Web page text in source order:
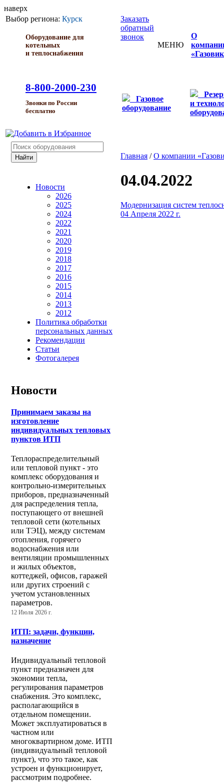
наверх
Выбор региона: Курск
Оборудование для
котельных
и теплоснабжения
8-800-2000-230
Звонки по России
бесплатно
Заказать
обратный
звонок
МЕНЮ
О
Газовое
оборудование
и
Новости
2026
2025
2024
2022
2021
2020
2019
2018
2017
2016
2015
2014
2013
2012
Политика обработки
персональных данных
Рекомендации
Статьи
Фотогалерея
Новости
Принимаем заказы на
изготовление
индивидуальных тепловых
пунктов ИТП
Теплораспределительный
или тепловой пункт - это
комплекс оборудования и
контрольно-измерительных
приборов, предназначенный
для распределения тепла,
поступающего от внешней
тепловой сети (котельных
или ТЭЦ), между системам
отопления, горячего
водоснабжения или
вентиляции промышленных
и жилых объектов,
коттеджей, офисов, гаражей
или других строений с
учетом установленных
параметров.
12 Июля 2026 г.
ИТП: задачи, функции,
назначение
Индивидуальный тепловой
пункт предназначен для
экономии тепла,
регулирования параметров
снабжения. Это комплекс,
располагающийся в
отдельном помещении.
Может эксплуатироваться в
частном или
многоквартирном доме. ИТП
(индивидуальный тепловой
пункт), что это такое, как
устроен и функционирует,
рассмотрим подробнее.
Главная /О компании
04.04.2022
Модернизация систем
04 Апреля 2022 г.